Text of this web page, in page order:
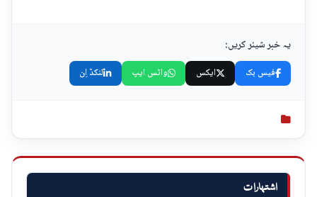
اشتہارات
یہ خبر شیئر کریں:
فیس بک ایکس واٹس ایپ لنکڈ اِن